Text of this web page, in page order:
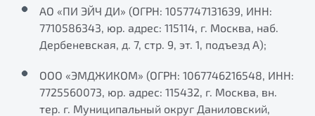
АО «ПИ ЭЙЧ ДИ» (ОГРН: 1057747131639, ИНН:
7710586343, юр. адрес: 115114, г. Москва, наб.
Дербеневская, д. 7, стр. 9, эт. 1, подъезд А);
ООО «ЭМДЖИКОМ» (ОГРН: 1067746216548, ИНН:
7725560073, юр. адрес: 115432, г. Москва, вн.
тер. г. Муниципальный округ Даниловский,